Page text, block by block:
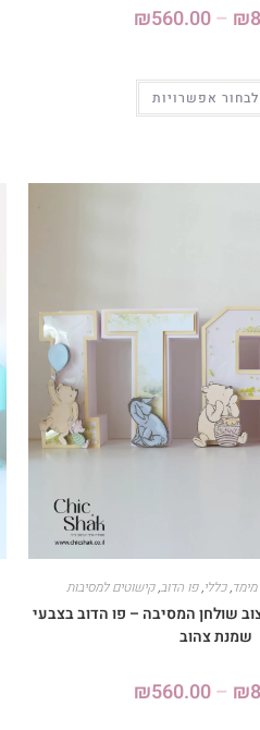
₪
–
₪560.00
אפשרויות
,כללי,פו הדוב,קישוטים למסיבות
שולחן המסיבה – פו הדוב בצבעי
שמנת צהוב
₪
–
₪560.00